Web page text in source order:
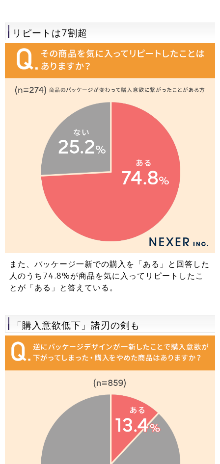
リピートは7割超
また、パッケージ一新での購入を「ある」と回答した
人のうち74.8%が商品を気に入ってリピートしたこ
とが「ある」と答えている。
「購入意欲低下」諸刃の剣も